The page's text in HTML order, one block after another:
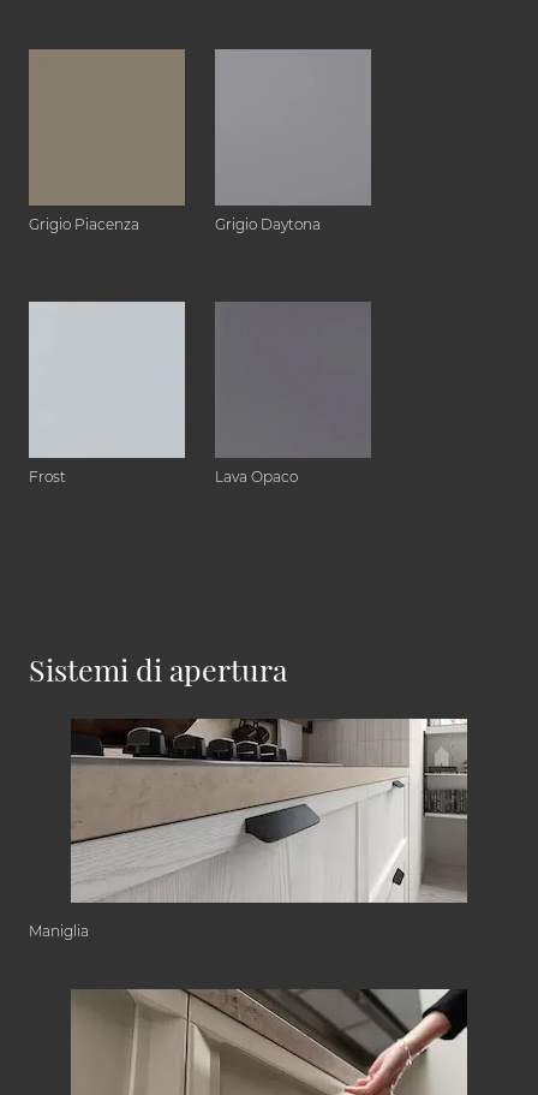
Grigio Piacenza Grigio Daytona
Frost Lava Opaco
Sistemi di apertura
Maniglia